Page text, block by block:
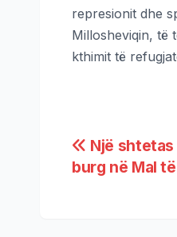
represionit dhe
Millosheviqin, të
kthimit të
Një
burg në Mal